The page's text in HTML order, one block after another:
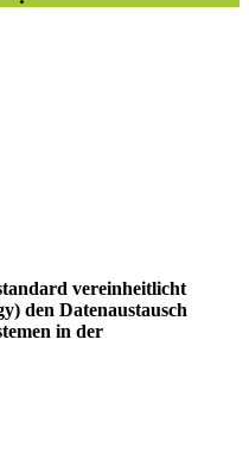
vereinheitlicht
den Datenaustausch
in der